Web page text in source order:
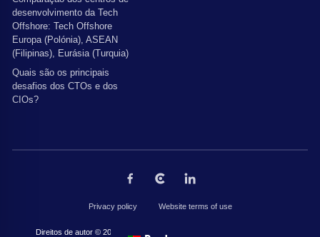
desenvolvimento da Tech
Offshore: Tech Offshore
Europa (Polónia), ASEAN
(Filipinas), Eurásia (Turquia)
Quais são os principais
desafios dos CTOs e dos
CIOs?
Privacy policy Website terms of use
Direitos de autor © 2026 por The Codest. Todos os direitos reservados.